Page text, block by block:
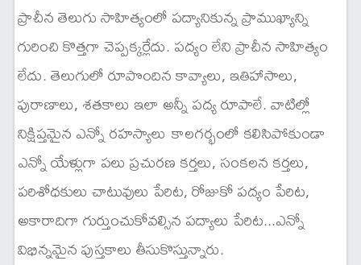
ప్రాచీన తెలుగు సాహిత్యంలో పద్యానికున్న ప్రాముఖ్యాన్ని
గురించి కొత్తగా చెప్పక్కర్లేదు. పద్యం లేని ప్రాచీన సాహిత్యం
లేదు. తెలుగులో రూపొందిన కావ్యాలు, ఇతిహాసాలు,
పురాణాలు, శతకాలు ఇలా అన్నీ పద్య రూపాలే. వాటిల్లో
నిక్షిప్తమైన ఎన్నో రహస్యాలు కాలగర్భంలో కలిసిపోకుండా
ఎన్నో యేళ్లుగా పలు ప్రచురణ కర్తలు, సంకలన కర్తలు,
పరిశోధకులు చాటువులు పేరిట, రోజుకో పద్యం పేరిట,
అకారాదిగా గుర్తుంచుకోవల్సిన పద్యాలు పేరిట...ఎన్నో
విభిన్నమైన పుస్తకాలు తీసుకొస్తున్నారు.